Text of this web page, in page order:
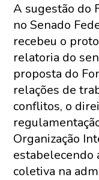
A sugestão do
no Senado
recebeu o
relatoria do
proposta do
relações de
conflitos, o
Organização
estabelecendo
coletiva na